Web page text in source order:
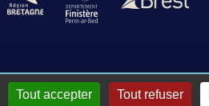
Tout accepter Tout refuser
SPIP|Se connecter